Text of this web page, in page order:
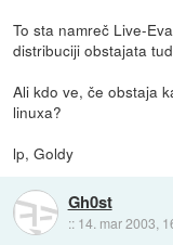
To sta namreč Live-
distribuciji obstajata
Ali kdo ve, če obstaja
linuxa?
lp, Goldy
Gh0st
:: 14. mar 2003,